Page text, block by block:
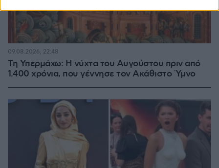
Τη Υπερμάχω: Η νύχτα του Αυγούστου πριν από
1.400 χρόνια, που γέννησε τον Ακάθιστο Ύμνο
09.08.2026, 22:48